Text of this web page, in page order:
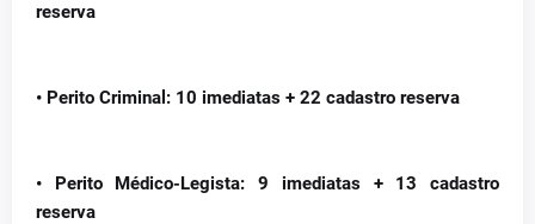
reserva
• Perito Criminal: 10 imediatas + 22 cadastro reserva
• Perito Médico-Legista: 9 imediatas + 13 cadastro
reserva